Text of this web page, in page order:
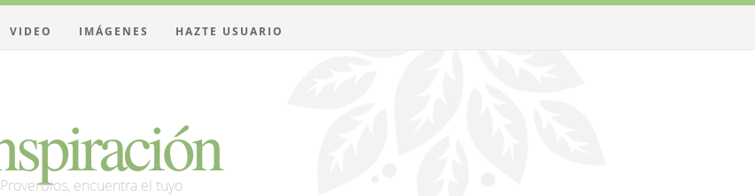
encuentra el tuyo
VIDEO IMÁGENES HAZTE USUARIO